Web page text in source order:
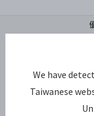
We have
Taiwanese